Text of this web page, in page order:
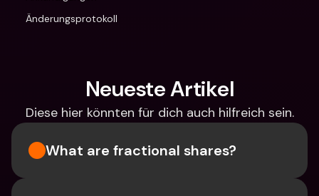
Änderungsprotokoll
Neueste Artikel
Diese hier könnten für dich auch hilfreich sein.
What are fractional shares?